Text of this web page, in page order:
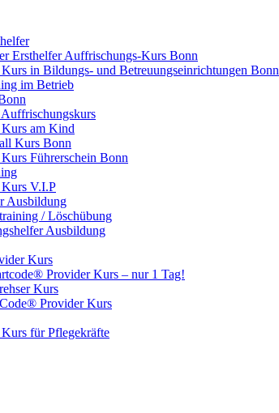
Ersthelfer Auffrischungs-Kurs Bonn
in Bildungs- und Betreuungseinrichtungen Bonn
im Betrieb
am Kind
Kurs Bonn
Führerschein Bonn
V.I.P
Ausbildung
/ Löschübung
Ausbildung
Kurs
Provider Kurs – nur 1 Tag!
Kurs
Provider Kurs
für Pflegekräfte